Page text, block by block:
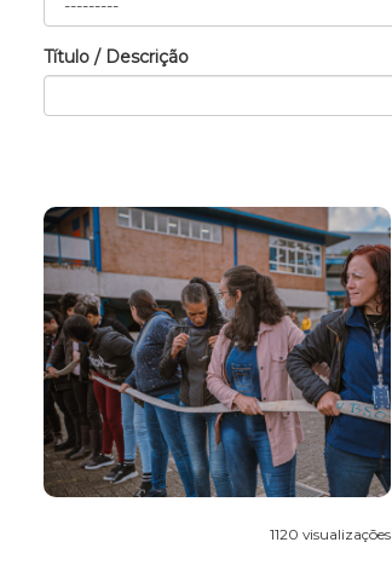
Título / Descrição
1120 visualizações